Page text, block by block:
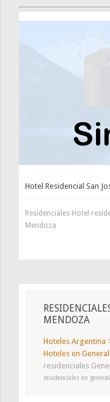
Hotel Residencial San
Residenciales Hotel
Mendoza
MENDOZA
Hoteles Argentina
Hoteles en
residenciales
residenciales en